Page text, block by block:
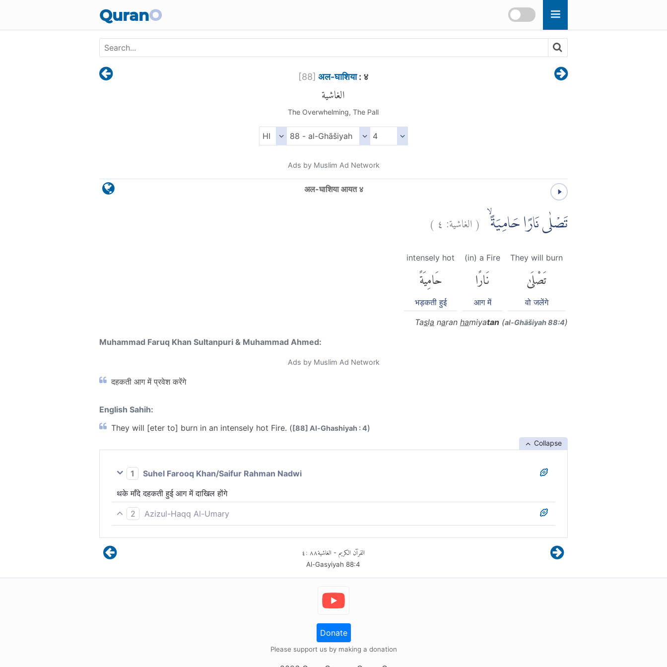
QuranO
[88] अल-घाशिया: ४
الغاشية
The Overwhelming, The Pall
Ads by Muslim Ad Network
अल-घाशिया आयत ४
تَصْلٰى نَارًا حَامِيَةً ۙ (الغاشية: ٤)
They will burn
تَصْلَىٰ
वो जलेंगे
(in) a Fire
نَارًا
आग में
intensely hot
حَامِيَةً
भड़कती हुई
Tasla naran hamiyatan (al-Ghāšiyah 88:4)
Muhammad Faruq Khan Sultanpuri & Muhammad Ahmed:
Ads by Muslim Ad Network
दहकती आग में प्रवेश करेंगे
English Sahih:
They will [eter to] burn in an intensely hot Fire. ([88] Al-Ghashiyah : 4)
Collapse
1
Suhel Farooq Khan/Saifur Rahman Nadwi
थके माँदे दहकती हुई आग में दाखिल होंगे
2
Azizul-Haqq Al-Umary
القرآن الكريم - الغاشية٨٨:٤
Al-Gasyiyah 88:4
Donate
Please support us by making a donation